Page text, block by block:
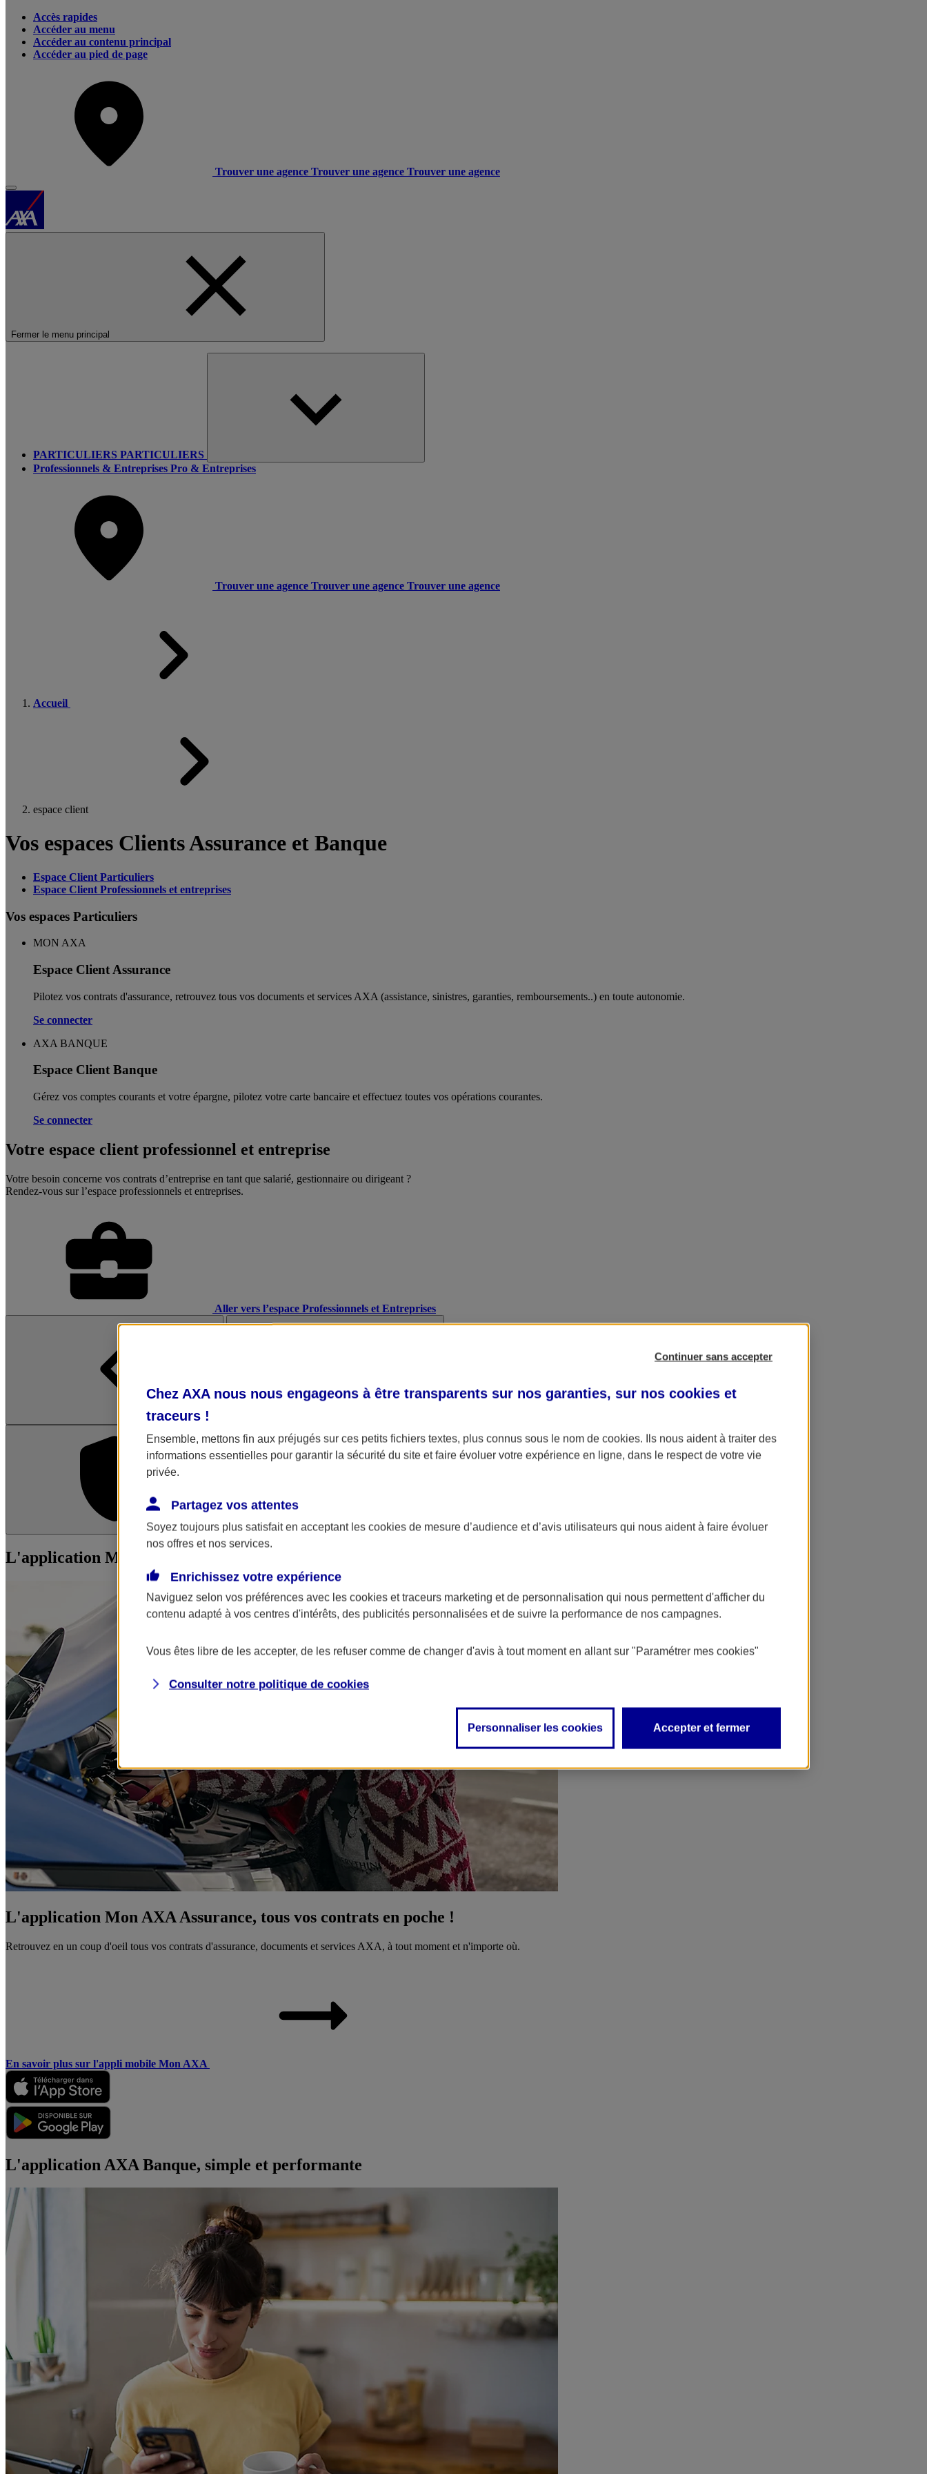
Accès rapides
Accéder au menu
Accéder au contenu principal
Accéder au pied de page
Trouver une agence Trouver une agence Trouver une agence
Fermer le menu principal
PARTICULIERS PARTICULIERS
Professionnels & Entreprises Pro & Entreprises
Trouver une agence Trouver une agence Trouver une agence
Accueil
espace client
Vos espaces Clients Assurance et Banque
Espace Client Particuliers
Espace Client Professionnels et entreprises
Vos espaces Particuliers
MON AXA
Espace Client Assurance
Pilotez vos contrats d'assurance, retrouvez tous vos documents et services AXA (assistance, sinistres, garanties, remboursements..) en toute autonomie. ​
Se connecter
AXA BANQUE
Espace Client Banque
Gérez vos comptes courants et votre épargne, pilotez votre carte bancaire et effectuez toutes vos opérations courantes.
Se connecter
Votre espace client professionnel et entreprise
Votre besoin concerne vos contrats d’entreprise en tant que salarié, gestionnaire ou dirigeant ?
Rendez-vous sur l’espace professionnels et entreprises.
Aller vers l’espace Professionnels et Entreprises
L'application Mon AXA Assurance L'application AXA Banque
L'application Mon AXA Assurance, tous vos contrats en poche !
L'application Mon AXA Assurance, tous vos contrats en poche !
Retrouvez en un coup d'oeil tous vos contrats d'assurance, documents et services AXA, à tout moment et n'importe où.
En savoir plus sur l'appli mobile Mon AXA
L'application AXA Banque, simple et performante
Continuer sans accepter
Chez AXA nous nous engageons à être transparents sur nos garanties, sur nos cookies et
traceurs !
Ensemble, mettons fin aux préjugés sur ces petits fichiers textes, plus connus sous le nom de cookies. Ils nous aident à traiter des
informations essentielles pour garantir la sécurité du site et faire évoluer votre expérience en ligne, dans le respect de votre vie
privée.
Partagez vos attentes
Soyez toujours plus satisfait en acceptant les cookies de mesure d’audience et d’avis utilisateurs qui nous aident à faire évoluer
nos offres et nos services.
Enrichissez votre expérience
Naviguez selon vos préférences avec les cookies et traceurs marketing et de personnalisation qui nous permettent d'afficher du
contenu adapté à vos centres d'intérêts, des publicités personnalisées et de suivre la performance de nos campagnes.
Vous êtes libre de les accepter, de les refuser comme de changer d'avis à tout moment en allant sur "Paramétrer mes cookies"
Consulter notre politique de cookies
Personnaliser les cookies Accepter et fermer